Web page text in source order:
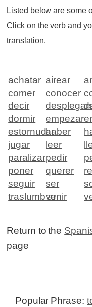
Listed below are some
Click on the verb and
translation.
achatar airear
comer
conocer
decir
dormir
empezar
estornudarhaber
jugar
leer
paralizarpedir
poner
querer
seguir
ser
traslumbrarvenir
Return to the
page
Popular Phrase: